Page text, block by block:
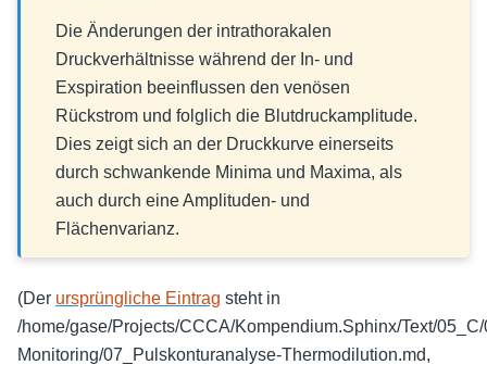
Die Änderungen der intrathorakalen
Druckverhältnisse während der In- und
Exspiration beeinflussen den venösen
Rückstrom und folglich die Blutdruckamplitude.
Dies zeigt sich an der Druckkurve einerseits
durch schwankende Minima und Maxima, als
auch durch eine Amplituden- und
Flächenvarianz.
(Der ursprüngliche Eintrag steht in
/home/gase/Projects/CCCA/Kompendium.Sphinx/Text/
Monitoring/07_Pulskonturanalyse-Thermodilution.md,